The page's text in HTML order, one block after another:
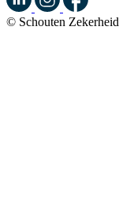
© Schouten Zekerheid